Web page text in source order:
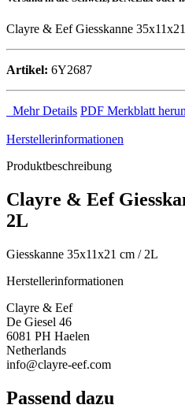
Clayre & Eef Giesskanne
Artikel: 6Y2687
Mehr Details PDF Merkblatt
Herstellerinformationen
Produktbeschreibung
Clayre & Eef
2L
Giesskanne 35x11x21 cm / 2L
Herstellerinformationen
Clayre & Eef
De Giesel 46
6081 PH Haelen
Netherlands
info@clayre-eef.com
Passend dazu